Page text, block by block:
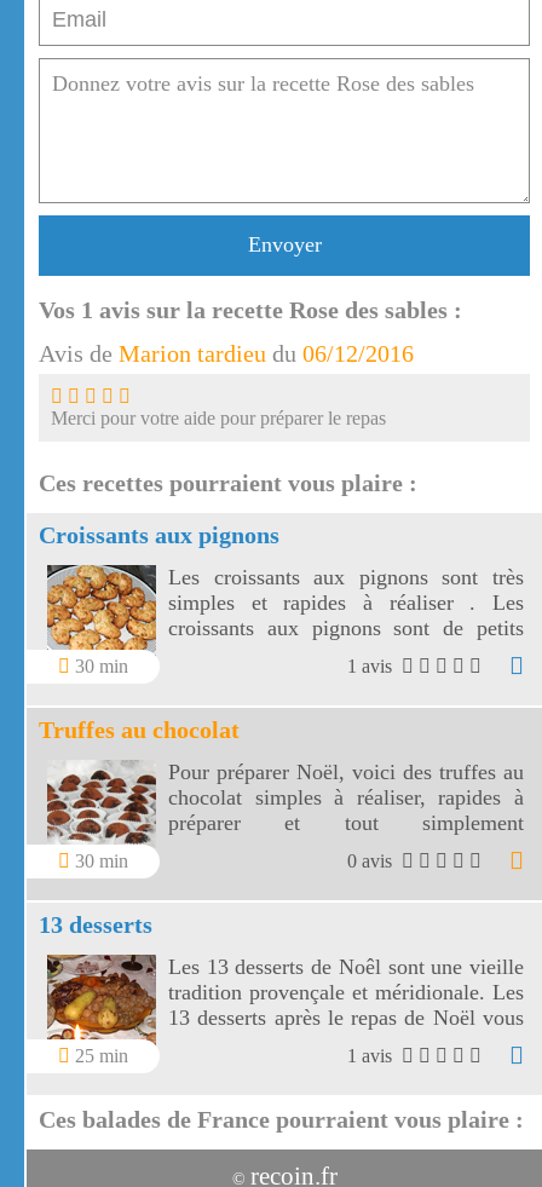
Envoyer
Vos 1 avis sur la recette Rose des sables :
Avis de Marion tardieu du 06/12/2016
Merci pour votre aide pour préparer le repas
Ces recettes pourraient vous plaire :
Croissants aux pignons
30 min
Les croissants aux pignons sont très
simples et rapides à réaliser . Les
croissants aux pignons sont de petits
gâteaux délicieux pour accompagner
votre café ou votre thé.
1 avis
Truffes au chocolat
30 min
Pour préparer Noël, voici des truffes au
chocolat simples à réaliser, rapides à
préparer et tout simplement
0 avis
13 desserts
25 min
Les 13 desserts de Noêl sont une vieille
tradition provençale et méridionale. Les
13 desserts après le repas de Noël vous
feront patienter jusqu'à l'arrivée du père
1 avis
Ces balades de France pourraient vous plaire :
© recoin.fr